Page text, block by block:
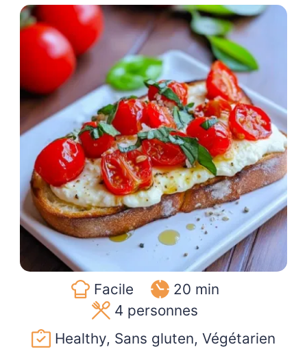
Facile
20 min
4 personnes
Healthy, Sans gluten, Végétarien